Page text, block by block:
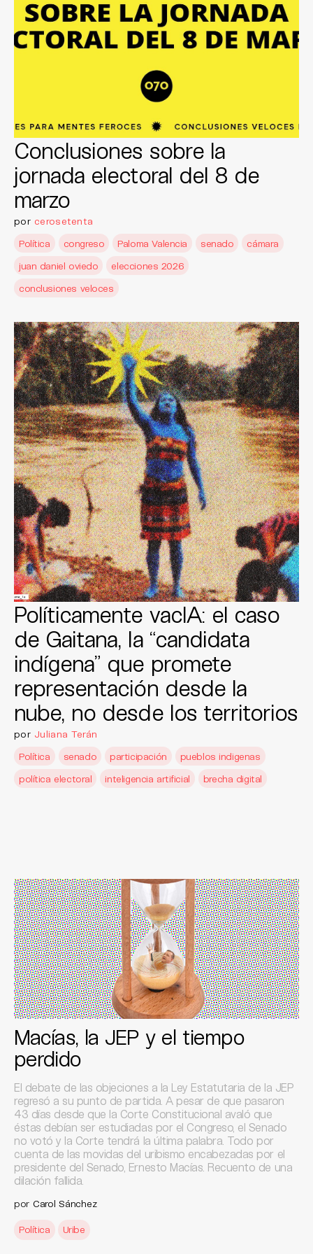
Conclusiones sobre la
jornada electoral del 8 de
marzo
por cerosetenta
Política
congreso Paloma Valencia senado
cámara
juan daniel oviedo
elecciones 2026
conclusiones veloces
Políticamente vacIA: el caso
de Gaitana, la “candidata
indígena” que promete
representación desde la
nube, no desde los territorios
por Juliana Terán
Política
senado participación
pueblos indigenas
política electoral
inteligencia artificial brecha digital
Macías, la JEP y el tiempo
perdido
El debate de las objeciones a la Ley Estatutaria de la JEP
regresó a su punto de partida. A pesar de que pasaron
43 días desde que la Corte Constitucional avaló que
éstas debían ser estudiadas por el Congreso, el Senado
no votó y la Corte tendrá la última palabra. Todo por
cuenta de las movidas del uribismo encabezadas por el
presidente del Senado, Ernesto Macías. Recuento de una
dilación fallida.
por Carol Sánchez
Política Uribe